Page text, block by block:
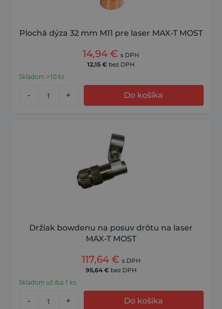
Plochá dýza 32 mm M11 pre laser MAX-T MOST
14,94 € s DPH
12,15 € bez DPH
Skladom >10 ks
- + Do košíka
Držiak bowdenu na posuv drôtu na laser
MAX-T MOST
117,64 € s DPH
95,64 € bez DPH
Skladom už iba 1 ks
- + Do košíka